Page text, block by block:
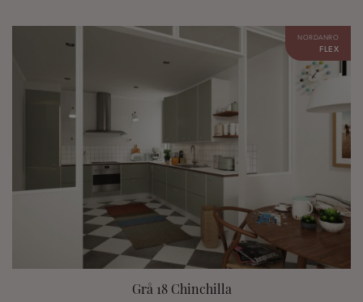
NORDANRO
FLEX
Grå 18 Chinchilla